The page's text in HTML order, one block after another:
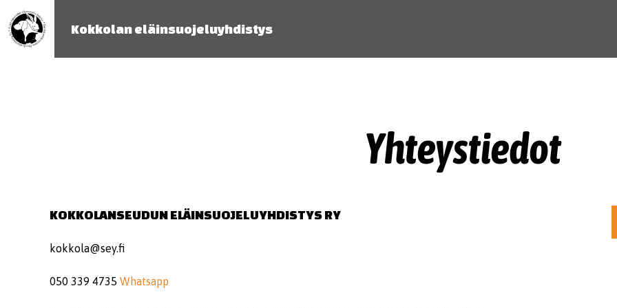
Kokkolan eläinsuojeluyhdistys
Yhteystiedot
KOKKOLANSEUDUN ELÄINSUOJELUYHDISTYS RY
kokkola@sey.fi
050 339 4735 Whatsapp